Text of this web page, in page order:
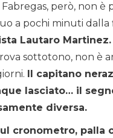
però, non è
a pochi minuti dalla
Lautaro Martinez.
sottotono, non è
Il capitano
lasciato… il
diversa.
cronometro, palla